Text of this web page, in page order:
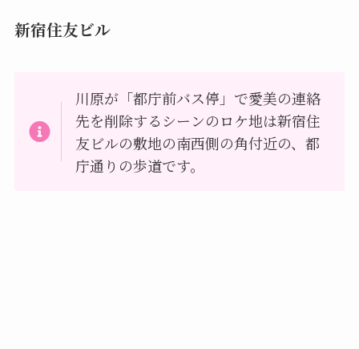
新宿住友ビル
川原が「都庁前バス停」で愛美の連絡
先を削除するシーンのロケ地は新宿住
友ビルの敷地の南西側の角付近の、都
庁通りの歩道です。